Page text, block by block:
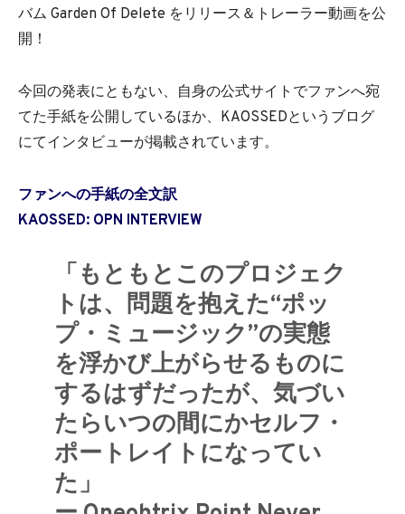
バム Garden Of Delete をリリース＆トレーラー動画を公
開！
今回の発表にともない、自身の公式サイトでファンへ宛
てた手紙を公開しているほか、KAOSSEDというブログ
にてインタビューが掲載されています。
ファンへの手紙の全文訳
KAOSSED: OPN INTERVIEW
「もともとこのプロジェク
トは、問題を抱えた“ポッ
プ・ミュージック”の実態
を浮かび上がらせるものに
するはずだったが、気づい
たらいつの間にかセルフ・
ポートレイトになってい
た」